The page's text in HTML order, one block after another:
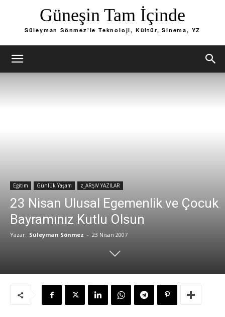
Güneşin Tam İçinde
Süleyman Sönmez'le Teknoloji, Kültür, Sinema, YZ
Eğitim Günlük Yaşam z_ARŞİV YAZILAR
23 Nisan Ulusal Egemenlik ve Çocuk
Bayramınız Kutlu Olsun
Yazar: Süleyman Sönmez - 23 Nisan 2007